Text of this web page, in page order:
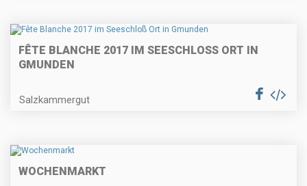
FÊTE BLANCHE 2017 IM SEESCHLOSS ORT IN G
MUNDEN
Salzkammergut
WOCHENMARKT